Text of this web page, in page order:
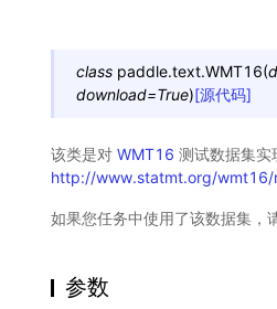
class paddle.text.WMT16(
download=True)[源代码]
该类是对 WMT16 测试数据集实
http://www.statmt.org/wmt16/
如果您任务中使用了该数据集，
参数